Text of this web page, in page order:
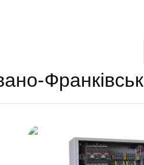
Франківськ